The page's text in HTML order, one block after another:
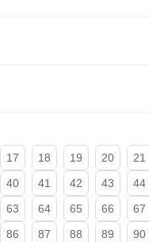
17 18 19 20 21
40 41 42 43 44
63 64 65 66 67
86 87 88 89 90